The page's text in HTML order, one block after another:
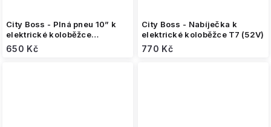
City Boss - Plná pneu 10” k
elektrické koloběžce
RS500/RS600
650 Kč
City Boss - Nabíječka k
elektrické koloběžce T7 (52V)
770 Kč